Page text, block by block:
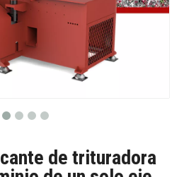
de trituradora